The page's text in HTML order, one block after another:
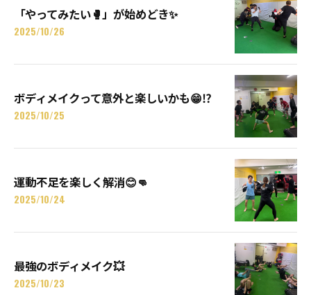
「やってみたい🥊」が始めどき✨
2025/10/26
ボディメイクって意外と楽しいかも😁⁉️
2025/10/25
運動不足を楽しく解消😊👊
2025/10/24
最強のボディメイク💥
2025/10/23